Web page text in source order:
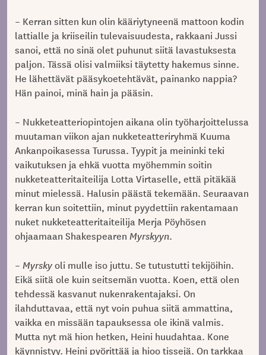
– Kerran sitten kun olin kääriytyneenä mattoon kodin
lattialle ja kriiseilin tulevaisuudesta, rakkaani Jussi
sanoi, että no sinä olet puhunut siitä lavastuksesta
paljon. Tässä olisi valmiiksi täytetty hakemus sinne.
He lähettävät pääsykoetehtävät, painanko nappia?
Hän painoi, minä hain ja pääsin.
– Nukketeatteriopintojen aikana olin työharjoittelussa
muutaman viikon ajan nukketeatteriryhmä Kuuma
Ankanpoikasessa Turussa. Tyypit ja meininki teki
vaikutuksen ja ehkä vuotta myöhemmin soitin
nukketeatteritaiteilija Lotta Virtaselle, että pitäkää
minut mielessä. Halusin päästä tekemään. Seuraavan
kerran kun soitettiin, minut pyydettiin rakentamaan
nuket nukketeatteritaiteilija Merja Pöyhösen
ohjaamaan Shakespearen Myrskyyn.
– Myrskyoli mulle iso juttu. Se tutustutti tekijöihin.
Eikä siitä ole kuin seitsemän vuotta. Koen, että olen
tehdessä kasvanut nukenrakentajaksi. On
ilahduttavaa, että nyt voin puhua siitä ammattina,
vaikka en missään tapauksessa ole ikinä valmis.
Mutta nyt mä hion hetken, Heini huudahtaa. Kone
käynnistyy. Heini pyörittää ja hioo tissejä. On tarkkaa